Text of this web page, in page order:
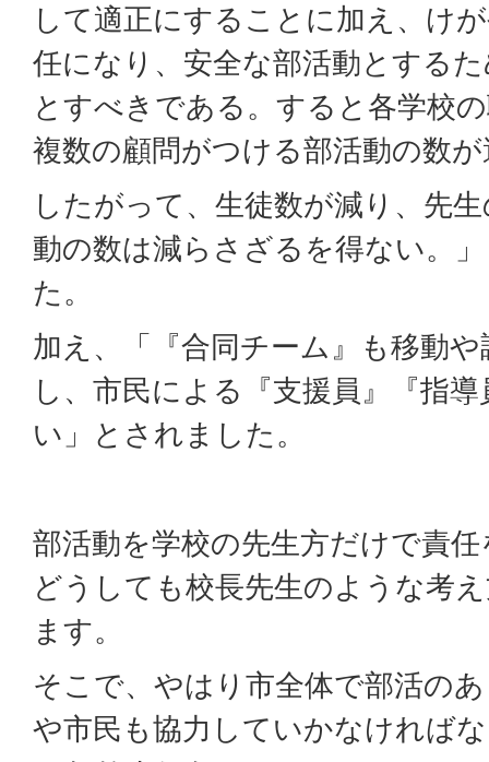
して適正にすることに加え、け
任になり、安全な部活動とする
とすべきである。すると各学校
複数の顧問がつける部活動の数
したがって、生徒数が減り、先
動の数は減らさざるを得ない。
た。
加え、「『合同チーム』も移動
し、市民による『支援員』『指
い」とされました。
部活動を学校の先生方だけで責
どうしても校長先生のような考
ます。
そこで、やはり市全体で部活の
や市民も協力していかなければ